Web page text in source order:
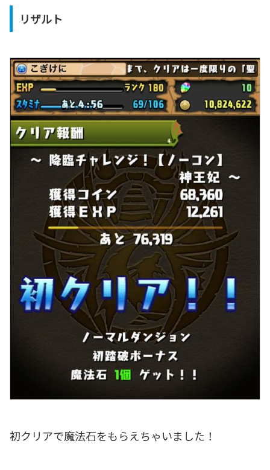
リザルト
初クリアで魔法石をもらえちゃいました！